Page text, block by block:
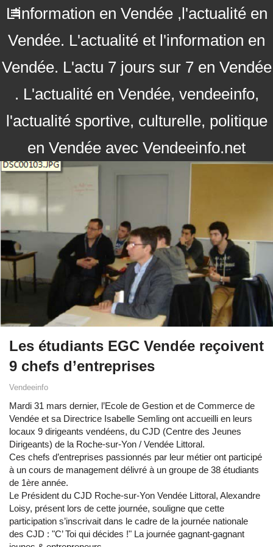
L'information en Vendée ,l'actualité en
Vendée. L'actualité et l'information en
Vendée. L'actu 7 jours sur 7 en Vendée
. L'actualité en Vendée, vendeeinfo,
l'actualité sportive, culturelle, politique
en Vendée avec Vendeeinfo.net
Les étudiants EGC Vendée reçoivent
9 chefs d’entreprises
Vendeeinfo
Mardi 31 mars dernier, l’Ecole de Gestion et de Commerce de
Vendée et sa Directrice Isabelle Semling ont accueilli en leurs
locaux 9 dirigeants vendéens, du CJD (Centre des Jeunes
Dirigeants) de la Roche-sur-Yon / Vendée Littoral.
Ces chefs d’entreprises passionnés par leur métier ont participé
à un cours de management délivré à un groupe de 38 étudiants
de 1ère année.
Le Président du CJD Roche-sur-Yon Vendée Littoral, Alexandre
Loisy, présent lors de cette journée, souligne que cette
participation s’inscrivait dans le cadre de la journée nationale
des CJD : "C’ Toi qui décides !" La journée gagnant-gagnant